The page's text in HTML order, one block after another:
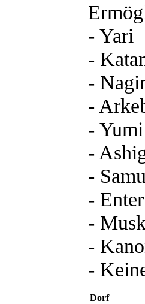
- Yari
-
-
-
- Yumi
-
-
-
-
-
-
Dorf